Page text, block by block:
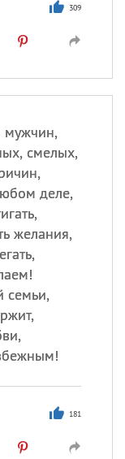
309
смелых,
деле,
желания,
181